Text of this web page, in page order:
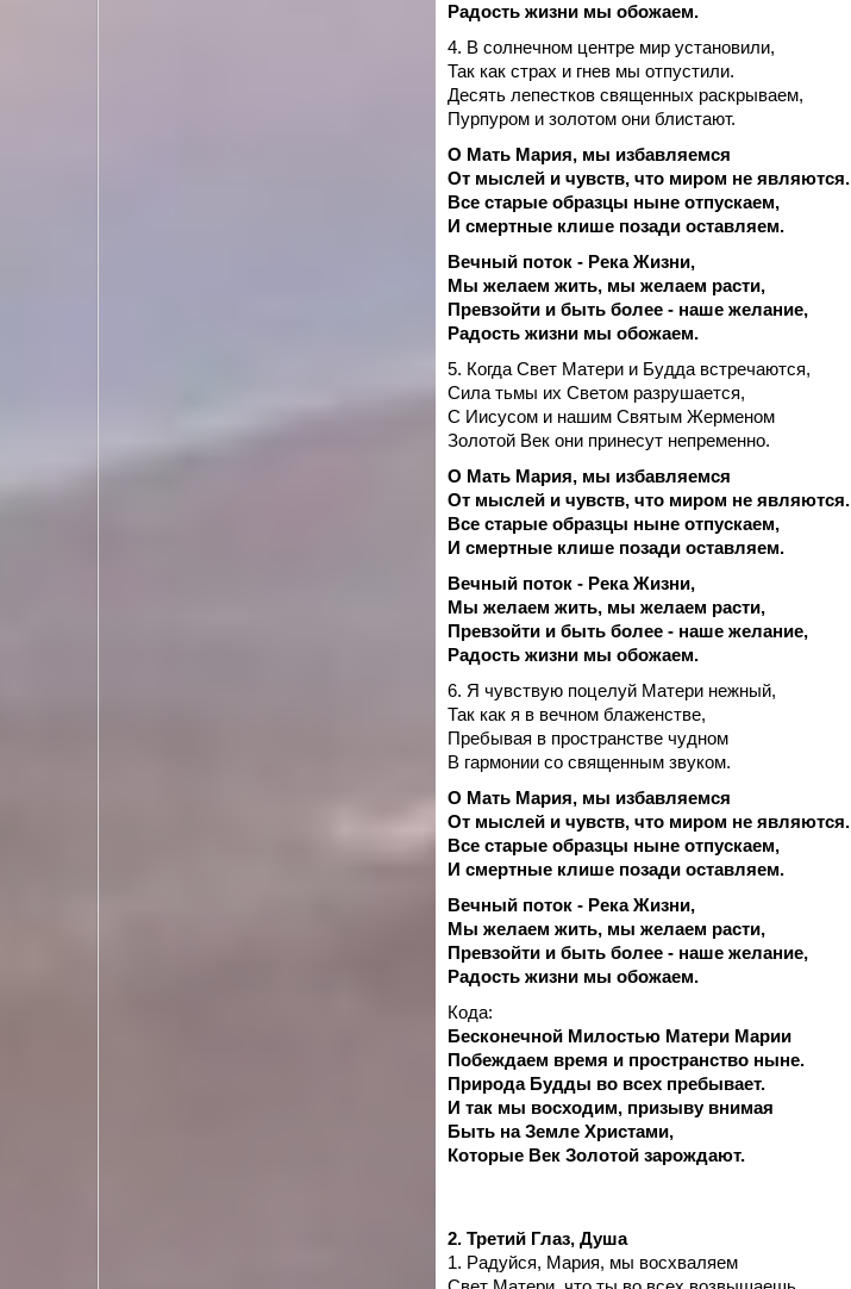
Радость жизни мы обожаем.
4. В солнечном центре мир установили,
Так как страх и гнев мы отпустили.
Десять лепестков священных раскрываем,
Пурпуром и золотом они блистают.
О Мать Мария, мы избавляемся
От мыслей и чувств, что миром не являются.
Все старые образцы ныне отпускаем,
И смертные клише позади оставляем.
Вечный поток - Река Жизни,
Мы желаем жить, мы желаем расти,
Превзойти и быть более - наше желание,
Радость жизни мы обожаем.
5. Когда Свет Матери и Будда встречаются,
Сила тьмы их Светом разрушается,
С Иисусом и нашим Святым Жерменом
Золотой Век они принесут непременно.
О Мать Мария, мы избавляемся
От мыслей и чувств, что миром не являются.
Все старые образцы ныне отпускаем,
И смертные клише позади оставляем.
Вечный поток - Река Жизни,
Мы желаем жить, мы желаем расти,
Превзойти и быть более - наше желание,
Радость жизни мы обожаем.
6. Я чувствую поцелуй Матери нежный,
Так как я в вечном блаженстве,
Пребывая в пространстве чудном
В гармонии со священным звуком.
О Мать Мария, мы избавляемся
От мыслей и чувств, что миром не являются.
Все старые образцы ныне отпускаем,
И смертные клише позади оставляем.
Вечный поток - Река Жизни,
Мы желаем жить, мы желаем расти,
Превзойти и быть более - наше желание,
Радость жизни мы обожаем.
Кода:
Бесконечной Милостью Матери Марии
Побеждаем время и пространство ныне.
Природа Будды во всех пребывает.
И так мы восходим, призыву внимая
Быть на Земле Христами,
Которые Век Золотой зарождают.
2. Третий Глаз, Душа
1. Радуйся, Мария, мы восхваляем